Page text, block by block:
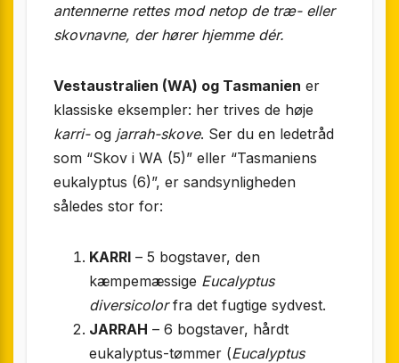
antennerne rettes mod netop de træ- eller
skovnavne, der hører hjemme dér.
Vest­australien (WA) og Tasmanien er
klassiske eksempler: her trives de høje
karri-og jarrah-skove. Ser du en ledetråd
som “Skov i WA (5)” eller “Tasmaniens
eukalyptus (6)”, er sandsynligheden
således stor for:
KARRI – 5 bogstaver, den
kæmpemæssige Eucalyptus
diversicolorfra det fugtige sydvest.
JARRAH – 6 bogstaver, hårdt
eukalyptus-tømmer (Eucalyptus